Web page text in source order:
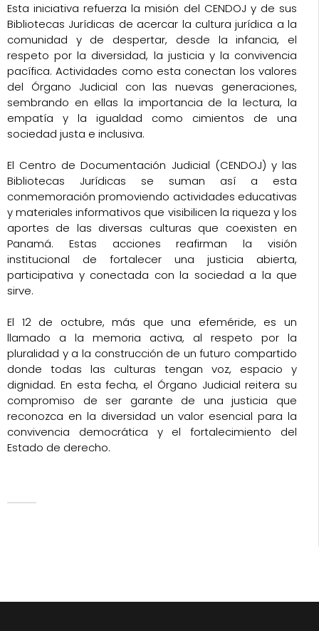
Esta iniciativa refuerza la misión del CENDOJ y de sus
Bibliotecas Jurídicas de acercar la cultura jurídica a la
comunidad y de despertar, desde la infancia, el
respeto por la diversidad, la justicia y la convivencia
pacífica. Actividades como esta conectan los valores
del Órgano Judicial con las nuevas generaciones,
sembrando en ellas la importancia de la lectura, la
empatía y la igualdad como cimientos de una
sociedad justa e inclusiva.
El Centro de Documentación Judicial (CENDOJ) y las
Bibliotecas Jurídicas se suman así a esta
conmemoración promoviendo actividades educativas
y materiales informativos que visibilicen la riqueza y los
aportes de las diversas culturas que coexisten en
Panamá. Estas acciones reafirman la visión
institucional de fortalecer una justicia abierta,
participativa y conectada con la sociedad a la que
sirve.
El 12 de octubre, más que una efeméride, es un
llamado a la memoria activa, al respeto por la
pluralidad y a la construcción de un futuro compartido
donde todas las culturas tengan voz, espacio y
dignidad. En esta fecha, el Órgano Judicial reitera su
compromiso de ser garante de una justicia que
reconozca en la diversidad un valor esencial para la
convivencia democrática y el fortalecimiento del
Estado de derecho.